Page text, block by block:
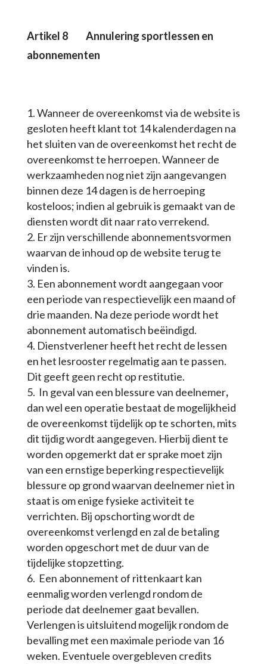
Artikel 8 Annulering sportlessen en
abonnementen
Wanneer de overeenkomst via de website is
gesloten heeft klant tot 14 kalenderdagen na
het sluiten van de overeenkomst het recht de
overeenkomst te herroepen. Wanneer de
werkzaamheden nog niet zijn aangevangen
binnen deze 14 dagen is de herroeping
kosteloos; indien al gebruik is gemaakt van de
diensten wordt dit naar rato verrekend.
Er zijn verschillende abonnementsvormen
waarvan de inhoud op de website terug te
vinden is.
Een abonnement wordt aangegaan voor
een periode van respectievelijk een maand of
drie maanden. Na deze periode wordt het
abonnement automatisch beëindigd.
Dienstverlener heeft het recht de lessen
en het lesrooster regelmatig aan te passen.
Dit geeft geen recht op restitutie.
In geval van een blessure van deelnemer,
dan wel een operatie bestaat de mogelijkheid
de overeenkomst tijdelijk op te schorten, mits
dit tijdig wordt aangegeven. Hierbij dient te
worden opgemerkt dat er sprake moet zijn
van een ernstige beperking respectievelijk
blessure op grond waarvan deelnemer niet in
staat is om enige fysieke activiteit te
verrichten. Bij opschorting wordt de
overeenkomst verlengd en zal de betaling
worden opgeschort met de duur van de
tijdelijke stopzetting.
Een abonnement of rittenkaart kan
eenmalig worden verlengd rondom de
periode dat deelnemer gaat bevallen.
Verlengen is uitsluitend mogelijk rondom de
bevalling met een maximale periode van 16
weken. Eventuele overgebleven credits